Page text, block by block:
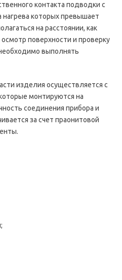
контакта подводки с
которых превышает
на расстоянии, как
поверхности и проверку
выполнять
изделия осуществляется с
монтируются на
соединения прибора и
за счет праонитовой